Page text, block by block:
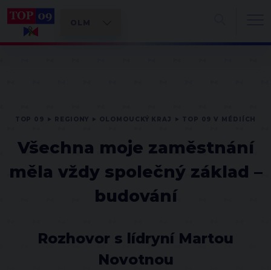
Všechna moje zaměstnání
měla vždy společný základ –
budování
Rozhovor s lídryní Martou
Novotnou